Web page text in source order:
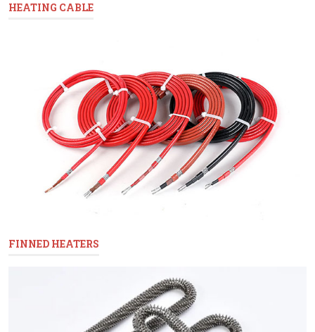
HEATING CABLE
FINNED HEATERS